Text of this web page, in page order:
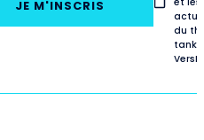
JE M'INSCRIS
du
tank